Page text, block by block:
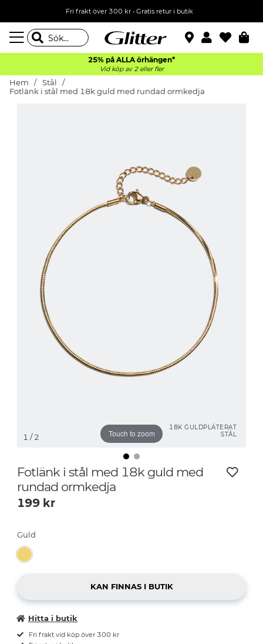
Fri frakt över 300 kr• Gratis retur i butik
25% på ALLA örhängen*
Vid köp av 2 eller fler
Hem
Stål
Fotlänk i stål med 18k guld med rundad ormkedja
18K GULDPLÄTERAT
STÅL
Touch to zoom
1 / 2
Fotlänk i stål med 18k guld med
rundad ormkedja
199 kr
Guld
Hitta i butik
Fri frakt vid köp över 300 kr